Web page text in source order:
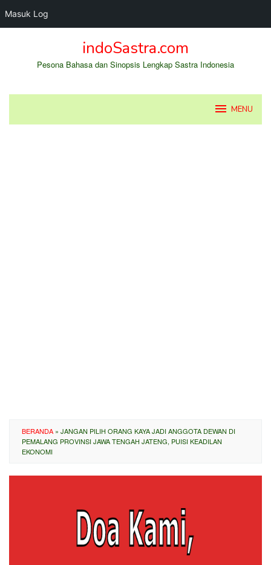
Masuk Log
indoSastra.com
Pesona Bahasa dan Sinopsis Lengkap Sastra Indonesia
MENU
BERANDA » JANGAN PILIH ORANG KAYA JADI ANGGOTA DEWAN DI
PEMALANG PROVINSI JAWA TENGAH JATENG, PUISI KEADILAN
EKONOMI